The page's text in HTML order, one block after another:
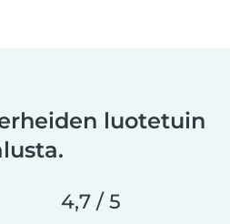
luotetuin
4,7 / 5